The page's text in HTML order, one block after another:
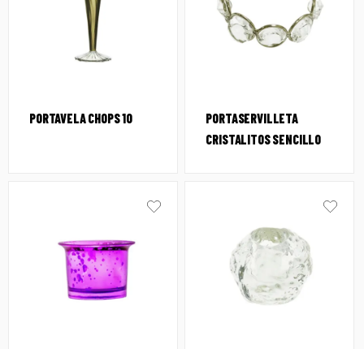
PORTAVELA CHOPS 10
PORTASERVILLETA
CRISTALITOS SENCILLO